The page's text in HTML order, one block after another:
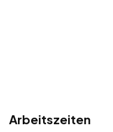
Arbeitszeiten